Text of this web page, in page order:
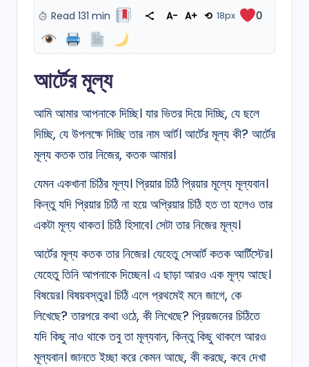
Read 131 min A− A+ ⟲ 18px 0
আর্টের মূল্য
আমি আমার আপনাকে দিচ্ছি। যার ভিতর দিয়ে দিচ্ছি, যে ছলে
দিচ্ছি, যে উপলক্ষে দিচ্ছি তার নাম আর্ট। আর্টের মূল্য কী? আর্টের
মূল্য কতক তার নিজের, কতক আমার।
যেমন একখানা চিঠির মূল্য। প্রিয়ার চিঠি প্রিয়ার মূল্যে মূল্যবান।
কিন্তু যদি প্রিয়ার চিঠি না হয়ে অপ্রিয়ার চিঠি হত তা হলেও তার
একটা মূল্য থাকত। চিঠি হিসাবে। সেটা তার নিজের মূল্য।
আর্টের মূল্য কতক তার নিজের। যেহেতু সেআর্ট কতক আর্টিস্টের।
যেহেতু তিনি আপনাকে দিচ্ছেন। এ ছাড়া আরও এক মূল্য আছে।
বিষয়ের। বিষয়বস্তুর। চিঠি এলে প্রথমেই মনে জাগে, কে
লিখেছে? তারপরে কথা ওঠে, কী লিখেছে? প্রিয়জনের চিঠিতে
যদি কিছু নাও থাকে তবু তা মূল্যবান, কিন্তু কিছু থাকলে আরও
মূল্যবান। জানতে ইচ্ছা করে কেমন আছে, কী করছে, কবে দেখা